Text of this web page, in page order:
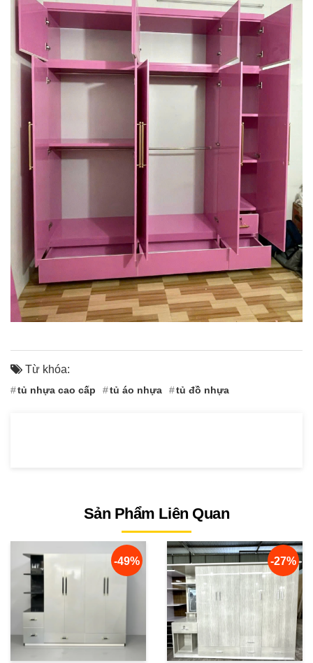
Từ khóa:
tủ nhựa cao cấp tủ áo nhựa tủ đồ nhựa
Sản Phẩm Liên Quan
-49% -27%